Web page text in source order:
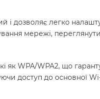
і дозволяє легко
мережі,
як WPA/WPA2, що
доступ до основної